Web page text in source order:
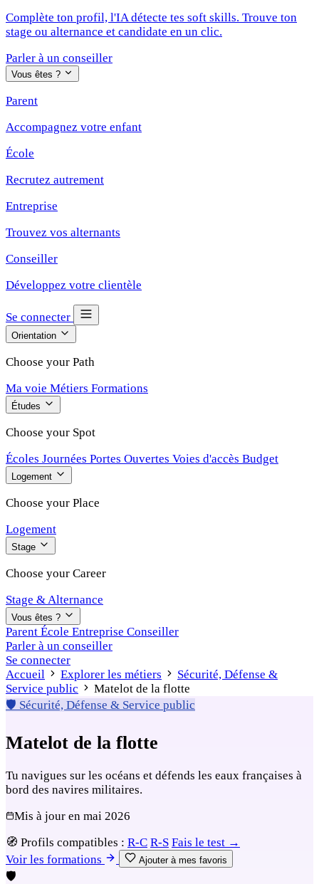
Complète ton profil, l'IA détecte tes soft skills. Trouve ton
stage ou alternance et candidate en un clic.
Parler à un conseiller
Vous êtes ?
Parent
Accompagnez votre enfant
École
Recrutez autrement
Entreprise
Trouvez vos alternants
Conseiller
Développez votre clientèle
Se connecter
Orientation
Choose your Path
Ma voie Métiers Formations
Études
Choose your Spot
Écoles Journées Portes Ouvertes Voies d'accès Budget
Logement
Choose your Place
Logement
Stage
Choose your Career
Stage & Alternance
Vous êtes ?
Parent École Entreprise Conseiller
Parler à un conseiller
Se connecter
Accueil
Explorer les métiers
Sécurité, Défense &
Service public
Matelot de la flotte
🛡️ Sécurité, Défense & Service public
Matelot de la flotte
Tu navigues sur les océans et défends les eaux françaises à
bord des navires militaires.
Mis à jour en mai 2026
🧭 Profils compatibles : R-C R-S Fais le test →
Voir les formations
Ajouter à mes favoris
🛡️